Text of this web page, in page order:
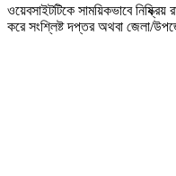
ওয়েবসাইটটিকে সাময়িকভাবে
করে সংশ্লিষ্ট দপ্তর অথবা জেলা/